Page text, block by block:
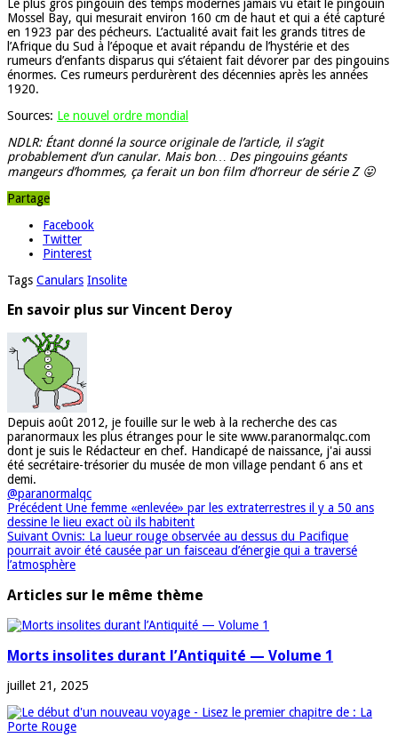
Le plus gros pingouin des temps modernes jamais vu était le pingouin
Mossel Bay, qui mesurait environ 160 cm de haut et qui a été capturé
en 1923 par des pécheurs. L’actualité avait fait les grands titres de
l’Afrique du Sud à l’époque et avait répandu de l’hystérie et des
rumeurs d’enfants disparus qui s’étaient fait dévorer par des pingouins
énormes. Ces rumeurs perdurèrent des décennies après les années
1920.
Sources: Le nouvel ordre mondial
NDLR: Étant donné la source originale de l’article, il s’agit
probablement d’un canular. Mais bon… Des pingouins géants
mangeurs d’hommes, ça ferait un bon film d’horreur de série Z 😛
Partage
Facebook
Twitter
Pinterest
Tags Canulars Insolite
En savoir plus sur Vincent Deroy
Depuis août 2012, je fouille sur le web à la recherche des cas
paranormaux les plus étranges pour le site www.paranormalqc.com
dont je suis le Rédacteur en chef. Handicapé de naissance, j'ai aussi
été secrétaire-trésorier du musée de mon village pendant 6 ans et
demi.
@paranormalqc
Précédent Une femme «enlevée» par les extraterrestres il y a 50 ans
dessine le lieu exact où ils habitent
Suivant Ovnis: La lueur rouge observée au dessus du Pacifique
pourrait avoir été causée par un faisceau d’énergie qui a traversé
l’atmosphère
Articles sur le même thème
Morts insolites durant l’Antiquité — Volume 1
juillet 21, 2025